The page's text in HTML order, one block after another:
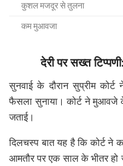
कुशल मजदूर से तुलना
कम मुआवजा
देरी पर सख्त
सुनवाई के दौरान सुप्रीम
फैसला सुनाया। कोर्ट ने मुआवजे के
जताई।
दिलचस्प बात यह है कि कोर्ट ने
आमतौर पर एक साल के भीतर हो